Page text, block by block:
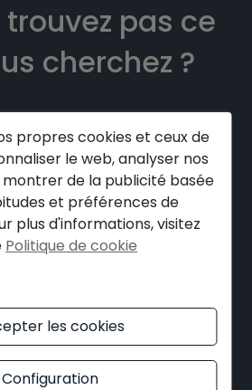
pas ce
cherchez ?
formulaire ci-dessous et
sélection des meilleures
correspondent à vos
+34 606451692
propres cookies et ceux de
le web, analyser nos
de la publicité basée
et préférences de
plus d'informations, visitez
Politique de cookie
les cookies
Configuration